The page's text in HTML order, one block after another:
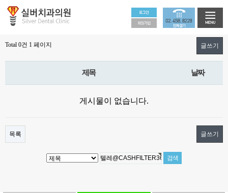
Total 0건 1 페이지 글쓰기
제목 날짜
게시물이 없습니다.
목록 글쓰기